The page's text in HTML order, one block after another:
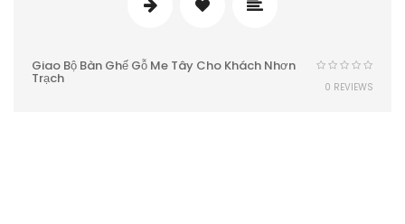
Giao Bộ Bàn Ghế Gỗ Me Tây Cho Khách Nhơn
Trạch 0 REVIEWS